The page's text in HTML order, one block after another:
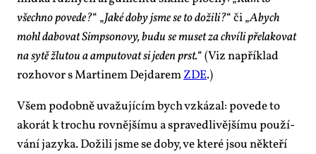
všech­no po­ve­de?“ „Ja­ké do­by jsme se to do­ži­li?“ či „Abych
mohl da­bo­vat Simp­so­no­vy, bu­du se muset za chví­li pře­la­ko­vat
na sy­tě žlu­tou a am­pu­to­vat si je­den prst.“ (Viz na­pří­klad
roz­ho­vor s Mar­ti­nem De­jda­remZDE.)
Všem po­dob­ně uva­žu­jí­cím bych vzká­zal: po­ve­de to
ako­rát k tro­chu rov­něj­ší­mu a spra­ved­li­věj­ší­mu po­u­ží­
vá­ní ja­zy­ka. Do­ži­li jsme se do­by, ve kte­ré jsou ně­kte­ří